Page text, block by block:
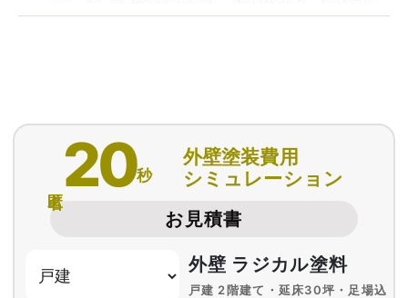
20秒
外壁塗装費用
シミュレーション
お見積書
外壁 ラジカル塗料
戸建 2階建て・延床30坪・足場込